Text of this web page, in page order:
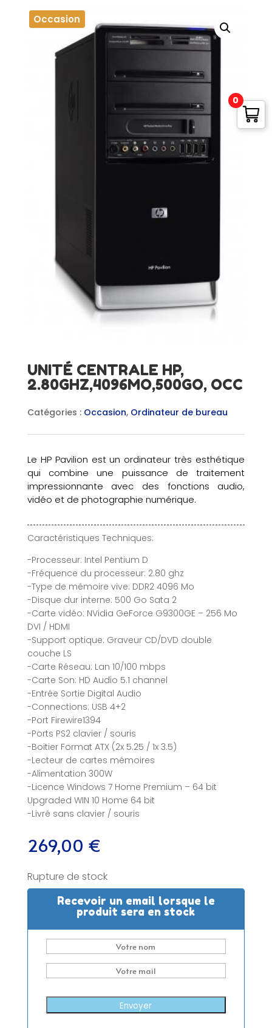
Occasion
UNITÉ CENTRALE HP,
2.80GHZ,4096MO,500GO, OCC
Catégories : Occasion, Ordinateur de bureau
Le HP Pavilion est un ordinateur très esthétique
qui combine une puissance de traitement
impressionnante avec des fonctions audio,
vidéo et de photographie numérique.
Caractéristiques Techniques:
-Processeur: Intel Pentium D
-Fréquence du processeur: 2.80 ghz
-Type de mémoire vive: DDR2 4096 Mo
-Disque dur interne: 500 Go Sata 2
-Carte vidéo: NVidia GeForce G9300GE – 256 Mo
DVI / HDMI
-Support optique: Graveur CD/DVD double
couche LS
-Carte Réseau: Lan 10/100 mbps
-Carte Son: HD Audio 5.1 channel
-Entrée Sortie Digital Audio
-Connections: USB 4+2
-Port Firewire1394
-Ports PS2 clavier / souris
-Boitier Format ATX (2x 5.25 / 1x 3.5)
-Lecteur de cartes mémoires
-Alimentation 300W
-Licence Windows 7 Home Premium – 64 bit
Upgraded WIN 10 Home 64 bit
-Livré sans clavier / souris
269,00 €
Rupture de stock
Recevoir un email lorsque le
produit sera en stock
Envoyer
0